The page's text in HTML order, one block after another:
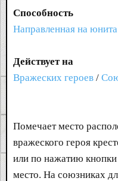
Способность
Направленная на юнита
Действует на
Вражеских героев /
Помечает место
вражеского героя
или по нажатию кнопки
место. На союзниках